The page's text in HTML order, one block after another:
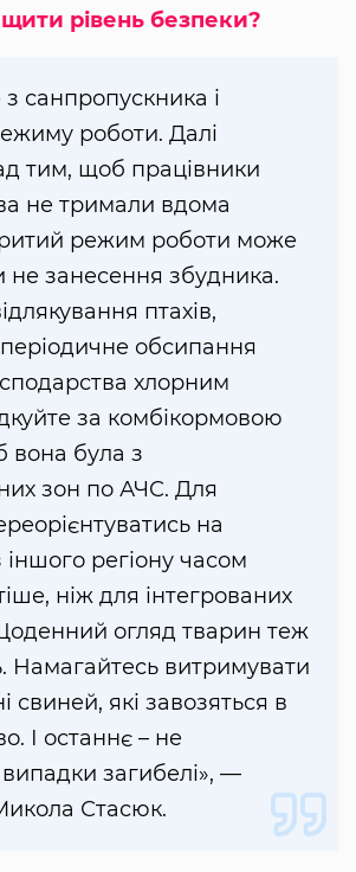
рівень безпеки?
санпропускника і
роботи. Далі
тим, щоб працівники
не тримали вдома
режим роботи може
не занесення збудника.
птахів,
обсипання
хлорним
за комбікормовою
вона була з
зон по АЧС. Для
на
регіону часом
ніж для інтегрованих
огляд тварин теж
Намагайтесь витримувати
свиней, які завозяться в
І останнє – не
загибелі», —
Стасюк.